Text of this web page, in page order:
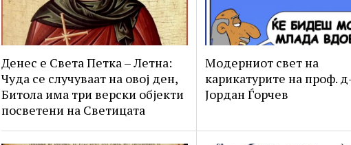
Денес е Света Петка – Летна:
Чуда се случуваат на овој ден,
Битола има три верски објекти
посветени на Светицата
Модерниот свет на
карикатурите на проф.
Јордан Ѓорчев